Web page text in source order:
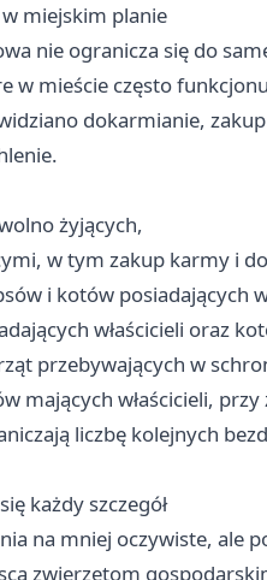
w miejskim planie
nie ogranicza się do
w mieście często
dokarmianie,
żyjących,
w tym zakup karmy i
i kotów posiadających
właścicieli oraz
przebywających w
mających właścicieli,
liczbę kolejnych
każdy szczegół
na mniej oczywiste, ale
zwierzętom